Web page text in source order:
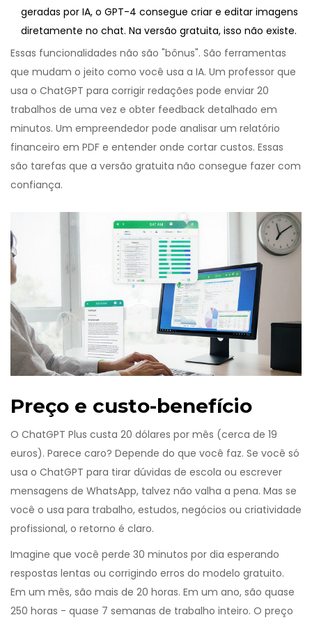
geradas por IA, o GPT-4 consegue criar e editar imagens
diretamente no chat. Na versão gratuita, isso não existe.
Essas funcionalidades não são "bônus". São ferramentas
que mudam o jeito como você usa a IA. Um professor que
usa o ChatGPT para corrigir redações pode enviar 20
trabalhos de uma vez e obter feedback detalhado em
minutos. Um empreendedor pode analisar um relatório
financeiro em PDF e entender onde cortar custos. Essas
são tarefas que a versão gratuita não consegue fazer com
confiança.
Preço e custo-benefício
O ChatGPT Plus custa 20 dólares por mês (cerca de 19
euros). Parece caro? Depende do que você faz. Se você só
usa o ChatGPT para tirar dúvidas de escola ou escrever
mensagens de WhatsApp, talvez não valha a pena. Mas se
você o usa para trabalho, estudos, negócios ou criatividade
profissional, o retorno é claro.
Imagine que você perde 30 minutos por dia esperando
respostas lentas ou corrigindo erros do modelo gratuito.
Em um mês, são mais de 20 horas. Em um ano, são quase
250 horas - quase 7 semanas de trabalho inteiro. O preço